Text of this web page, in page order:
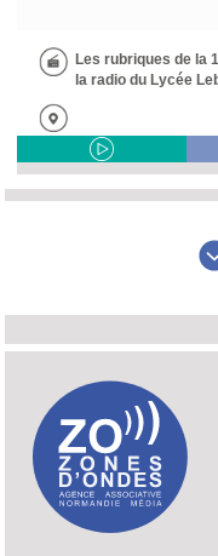
Les rubriques de la
la radio du Lycée